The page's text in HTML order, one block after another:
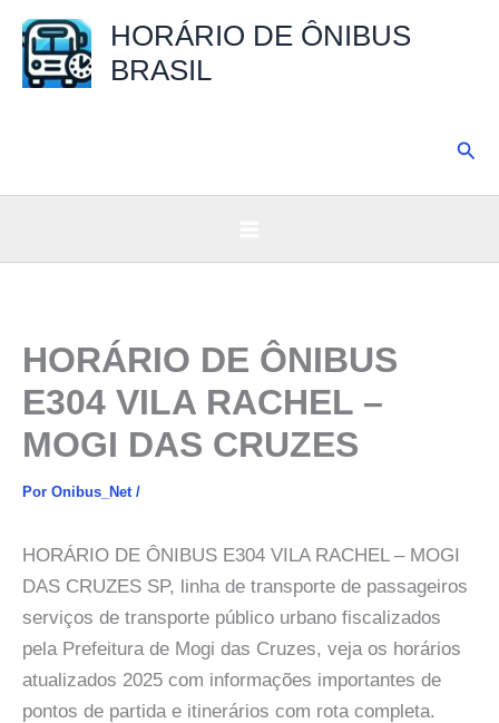
para
HORÁRIO DE ÔNIBUS
BRASIL
HORÁRIO DE ÔNIBUS
E304 VILA RACHEL –
MOGI DAS CRUZES
Por Onibus_Net /
HORÁRIO DE ÔNIBUS E304 VILA RACHEL – MOGI
DAS CRUZES SP, linha de transporte de passageiros
serviços de transporte público urbano fiscalizados
pela Prefeitura de Mogi das Cruzes, veja os horários
atualizados 2025 com informações importantes de
pontos de partida e itinerários com rota completa.